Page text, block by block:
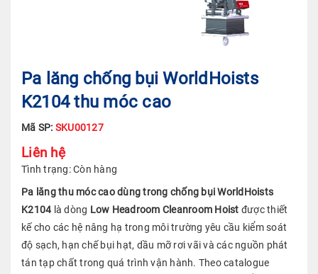
Pa lăng chống bụi WorldHoists
K2104 thu móc cao
Mã SP: SKU00127
Liên hệ
Tình trạng:Còn hàng
Pa lăng thu móc cao dùng trong chống bụi WorldHoists
K2104 là dòng Low Headroom Cleanroom Hoist được thiết
kế cho các hệ nâng hạ trong môi trường yêu cầu kiểm soát
độ sạch, hạn chế bụi hạt, dầu mỡ rơi vãi và các nguồn phát
tán tạp chất trong quá trình vận hành. Theo catalogue